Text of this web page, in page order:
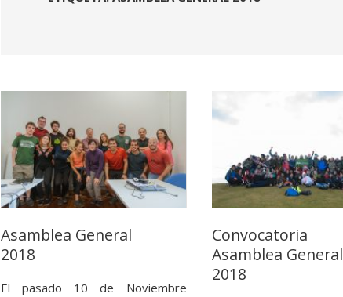
Asamblea General
2018
El pasado 10 de Noviembre
Convocatoria
Asamblea General
2018